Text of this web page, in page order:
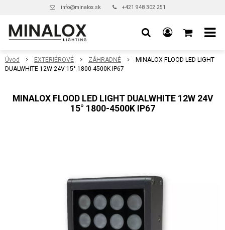
info@minalox.sk +421 948 302 251
Úvod EXTERIÉROVÉ ZÁHRADNÉ
MINALOX FLOOD LED LIGHT
DUALWHITE 12W 24V 15° 1800-4500K IP67
MINALOX FLOOD LED LIGHT DUALWHITE 12W 24V
15° 1800-4500K IP67